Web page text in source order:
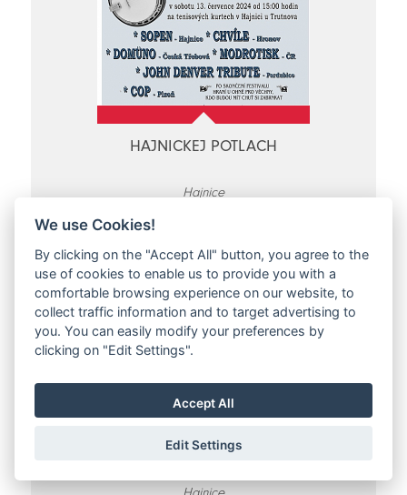
HAJNICKEJ POTLACH
Hajnice
LETNÍ KINO V HAJNICI
We use Cookies!
By clicking on the "Accept All" button, you agree to the
use of cookies to enable us to provide you with a
comfortable browsing experience on our website, to
collect traffic information and to target advertising to
you. You can easily modify your preferences by
clicking on "Edit Settings".
Accept All
Edit Settings